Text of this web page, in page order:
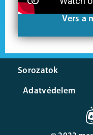
Vers a
Sorozatok
Adatvédelem